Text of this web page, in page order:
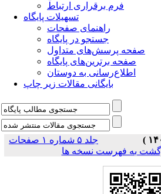
فرم برقراری ارتباط
تسهیلات پایگاه
راهنمای صفحات
جستجو در پایگاه
صفحه پرسش‌های متداول
صفحه برترین‌های پایگاه
اطلاع‌رسانی به دوستان
بایگانی مقالات زیر چاپ
جلد ۵ شماره ۱ صفحات
به فهرست نسخه ها